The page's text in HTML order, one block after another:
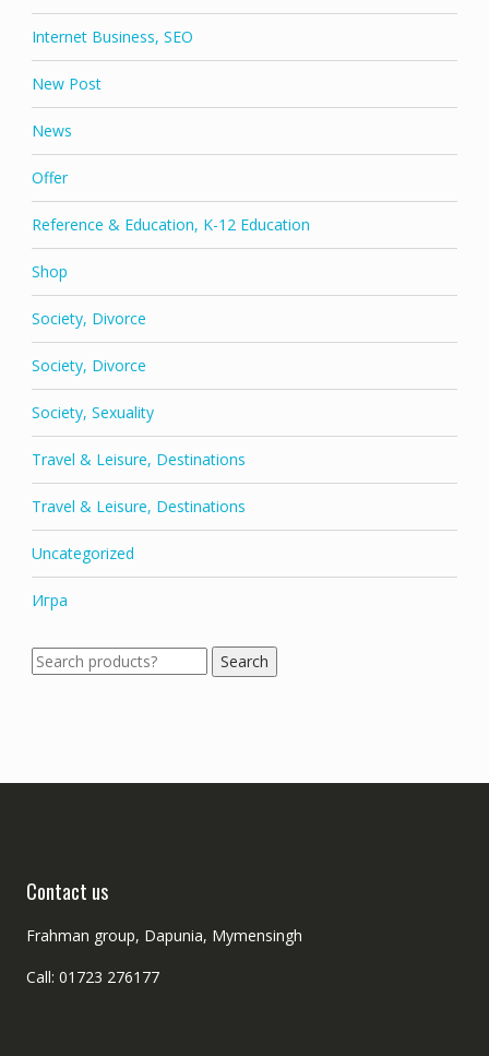
Internet Business, SEO
New Post
News
Offer
Reference & Education, K-12 Education
Shop
Society, Divorce
Society, Divorce
Society, Sexuality
Travel & Leisure, Destinations
Travel & Leisure, Destinations
Uncategorized
Игра
Search
for:
Search
Contact us
Frahman group, Dapunia, Mymensingh
Call: 01723 276177